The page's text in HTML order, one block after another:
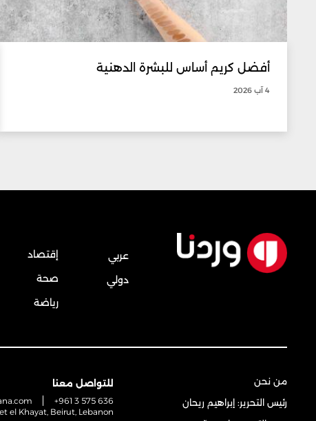
أفضل كريم أساس للبشرة الدهنية
4 آب 2026
عربي
دولي
إقتصاد
صحة
رياضة
من نحن
رئيس التحرير: إبراهيم ريحان
للتواصل معنا
+961 3 575 636
el Khayat, Beirut, Lebanon